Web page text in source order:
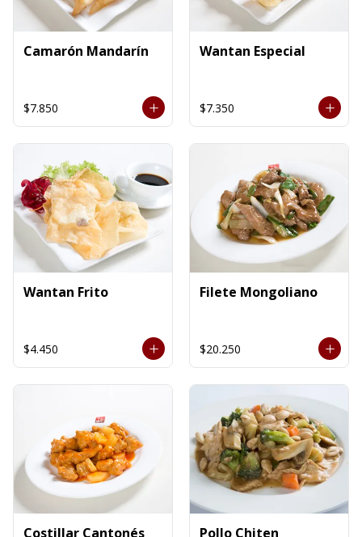
Camarón Mandarín
$7.850
Wantan Especial
$7.350
Wantan Frito
$4.450
Filete Mongoliano
$20.250
Costillar Cantonés Pollo Chiten